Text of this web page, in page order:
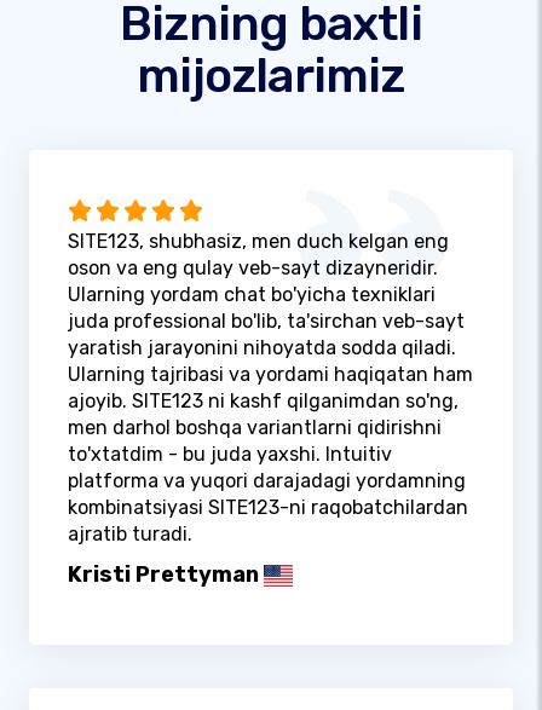
Bizning baxtli
mijozlarimiz
SITE123, shubhasiz, men duch kelgan eng
oson va eng qulay veb-sayt dizayneridir.
Ularning yordam chat bo'yicha texniklari
juda professional bo'lib, ta'sirchan veb-sayt
yaratish jarayonini nihoyatda sodda qiladi.
Ularning tajribasi va yordami haqiqatan ham
ajoyib. SITE123 ni kashf qilganimdan so'ng,
men darhol boshqa variantlarni qidirishni
to'xtatdim - bu juda yaxshi. Intuitiv
platforma va yuqori darajadagi yordamning
kombinatsiyasi SITE123-ni raqobatchilardan
ajratib turadi.
Kristi Prettyman